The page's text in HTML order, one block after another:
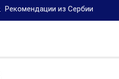
Рекомендации из Сербии